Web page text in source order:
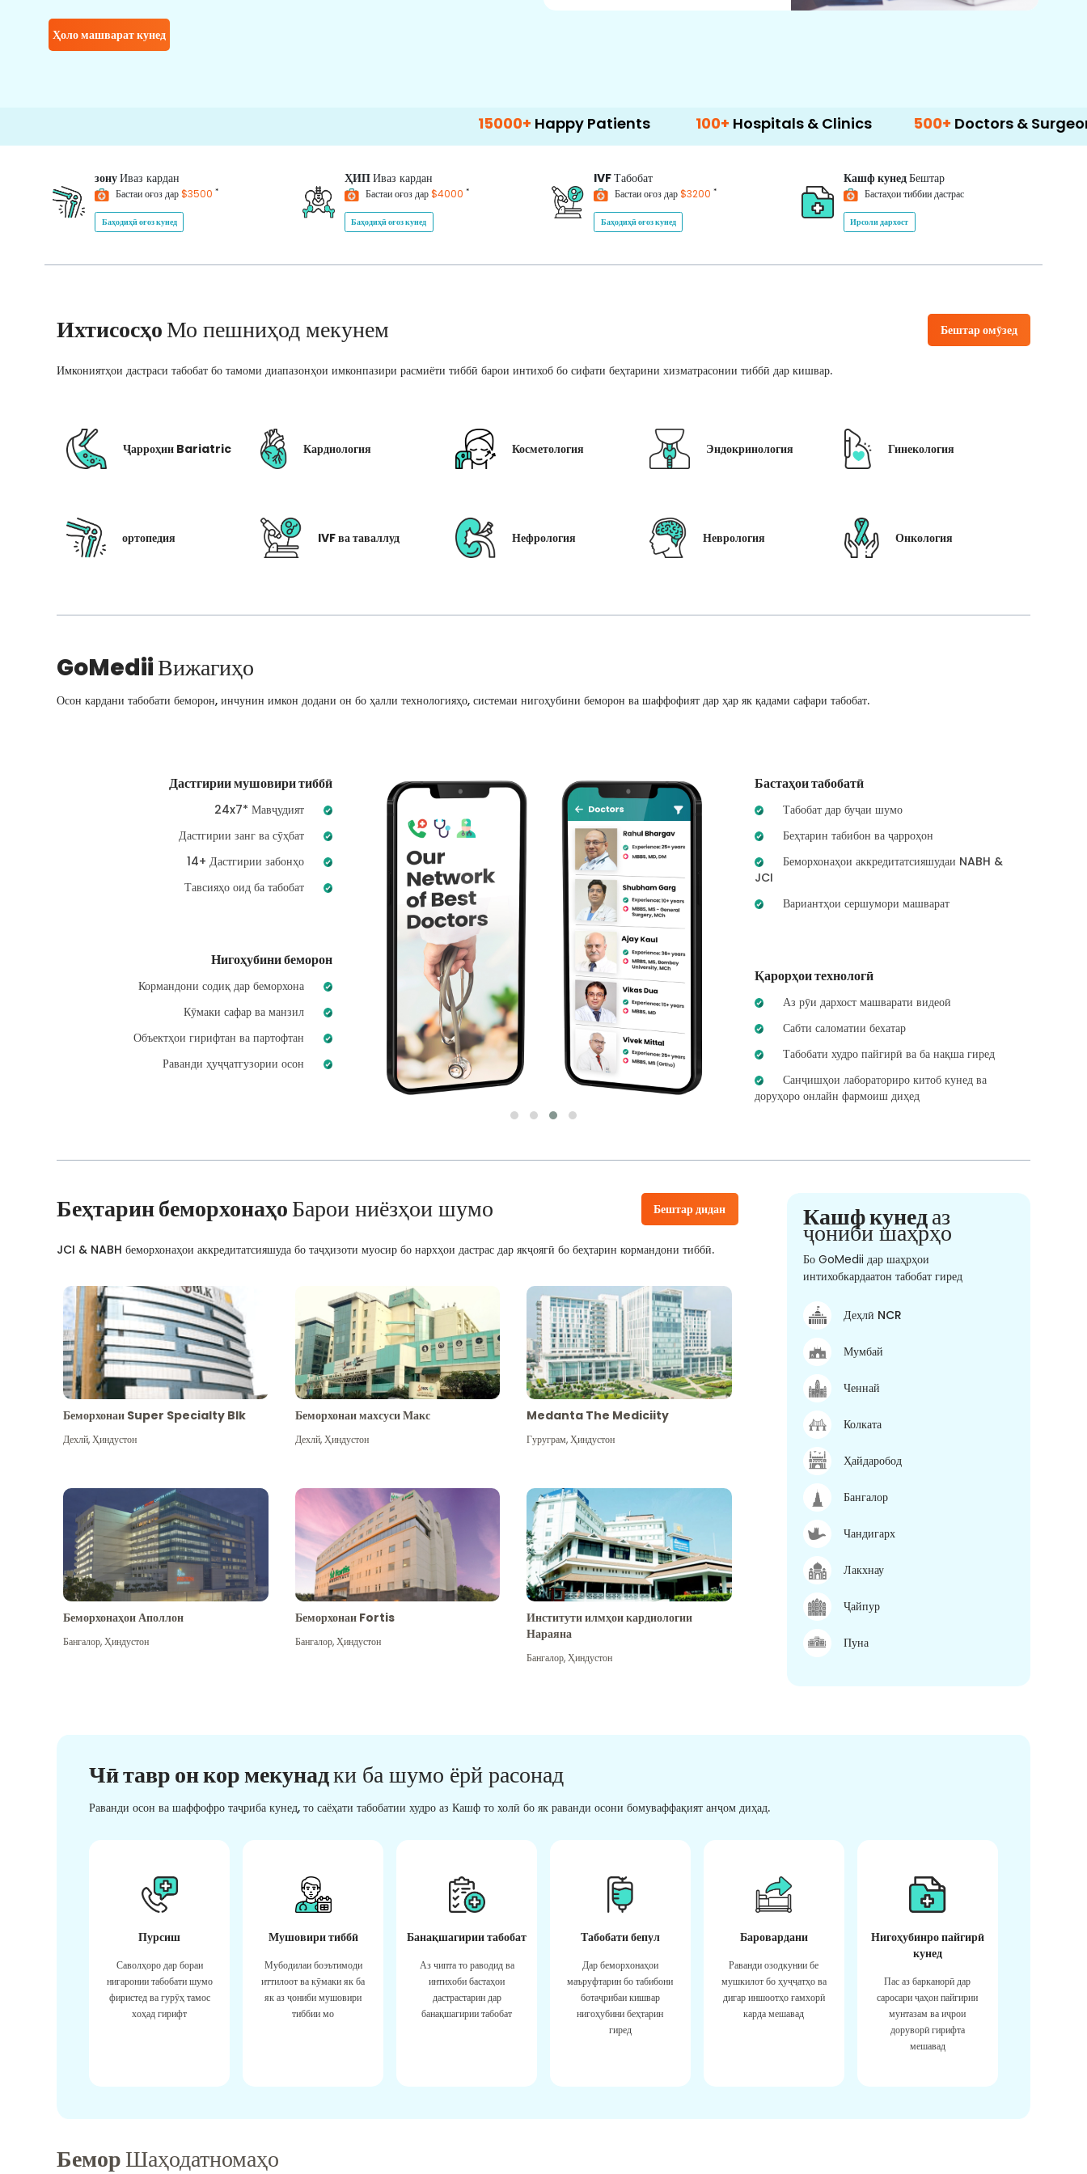
Ҳоло машварат кунед
Happy Patients 100+ Hospitals & Clinics 500+ Doctors & Surgeons 14+
зонуИваз кардан
Бастаи оғоз дар$3500 *
Баҳодиҳӣ оғоз кунед
ҲИПИваз кардан
Бастаи оғоз дар$4000 *
Баҳодиҳӣ оғоз кунед
IVFТабобат
Бастаи оғоз дар$3200 *
Баҳодиҳӣ оғоз кунед
Кашф кунедБештар
Бастаҳои тиббии дастрас
Ирсоли дархост
ИхтисосҳоМо пешниҳод мекунем Бештар омӯзед
Имкониятҳои дастраси табобат бо тамоми диапазонҳои имконпазири расмиёти тиббӣ барои интихоб бо сифати беҳтарини хизматрасонии тиббӣ дар кишвар.
Ҷарроҳии Bariatric Кардиология Косметология Эндокринология Гинекология
ортопедия IVF ва таваллуд Нефрология Неврология Онкология
GoMediiВижагиҳо
Осон кардани табобати беморон, инчунин имкон додани он бо ҳалли технологияҳо, системаи нигоҳубини беморон ва шаффофият дар ҳар як қадами сафари табобат.
Дастгирии мушовири тиббӣ
24x7* Мавҷудият
Дастгирии занг ва сӯҳбат
14+ Дастгирии забонҳо
Тавсияҳо оид ба табобат
Нигоҳубини беморон
Кормандони содиқ дар беморхона
Кӯмаки сафар ва манзил
Объектҳои гирифтан ва партофтан
Раванди ҳуҷҷатгузории осон
Бастаҳои табобатӣ
Табобат дар буҷаи шумо
Беҳтарин табибон ва ҷарроҳон
Беморхонаҳои аккредитатсияшудаи NABH &
JCI
Вариантҳои сершумори машварат
Қарорҳои технологӣ
Аз рӯи дархост машварати видеоӣ
Сабти саломатии бехатар
Табобати худро пайгирӣ ва ба нақша гиред
Санҷишҳои лабораториро китоб кунед ва
доруҳоро онлайн фармоиш диҳед
Беҳтарин беморхонаҳоБарои ниёзҳои шумо Бештар дидан
JCI & NABH беморхонаҳои аккредитатсияшуда бо таҷҳизоти муосир бо нархҳои дастрас дар якҷоягӣ бо беҳтарин кормандони тиббӣ.
Беморхонаи Super Specialty Blk
Дехлй,Ҳиндустон
Беморхонаи махсуси Макс
Дехлй,Ҳиндустон
Medanta The Mediciity
Гуруграм,Ҳиндустон
Беморхонаҳои Аполлон
Бангалор,Ҳиндустон
Беморхонаи Fortis
Бангалор,Ҳиндустон
Институти илмҳои кардиологии
Нараяна
Бангалор,Ҳиндустон
Кашф кунедаз
ҷониби шаҳрҳо
Бо GoMedii дар шаҳрҳои
интихобкардаатон табобат гиред
Деҳлӣ NCR
Мумбай
Ченнай
Колката
Ҳайдаробод
Бангалор
Чандигарх
Лакхнау
Ҷайпур
Пуна
Чӣ тавр он кор мекунадки ба шумо ёрй расонад
Раванди осон ва шаффофро таҷриба кунед, то саёҳати табобатии худро аз Кашф то холӣ бо як раванди осони бомуваффақият анҷом диҳад.
Пурсиш
Саволҳоро дар бораи
нигаронии табобати шумо
фиристед ва гурӯҳ тамос
хоҳад гирифт
Мушовири тиббӣ
Мубодилаи боэътимоди
иттилоот ва кӯмаки як ба
як аз ҷониби мушовири
тиббии мо
Банақшагирии табобат
Аз чипта то раводид ва
интихоби бастаҳои
дастрастарин дар
банақшагирии табобат
Табобати бепул
Дар беморхонаҳои
маъруфтарин бо табибони
ботаҷрибаи кишвар
нигоҳубини беҳтарин
гиред
Баровардани
Раванди озодкунии бе
мушкилот бо ҳуҷҷатҳо ва
дигар иншоотҳо ғамхорӣ
карда мешавад
Нигоҳубинро пайгирӣ
кунед
Пас аз барканорӣ дар
саросари ҷаҳон пайгирии
мунтазам ва иҷрои
доруворӣ гирифта
мешавад
БеморШаҳодатномаҳо